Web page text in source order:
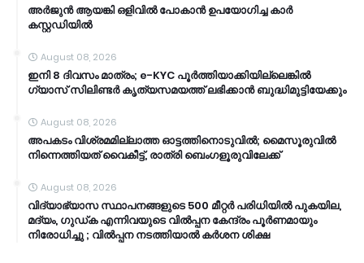
അർജുൻ ആയങ്കി ഒളിവിൽ പോകാൻ ഉപയോഗിച്ച കാർ
കസ്റ്റഡിയിൽ
August 08, 2026
ഇനി 8 ദിവസം മാത്രം; e-KYC പൂര്‍ത്തിയാക്കിയില്ലെങ്കില്‍
ഗ്യാസ് സിലിണ്ടര്‍ കൃത്യസമയത്ത് ലഭിക്കാന്‍ ബുദ്ധിമുട്ടിയേക്കും
August 08, 2026
അപകടം വിശ്രമമില്ലാത്ത ഓട്ടത്തിനൊടുവിൽ; മൈസൂരുവിൽ
നിന്നെത്തിയത് വൈകീട്ട്, രാത്രി ബെംഗളൂരുവിലേക്ക്
August 08, 2026
വിദ്യാഭ്യാസ സ്ഥാപനങ്ങളുടെ 500 മീറ്റർ പരിധിയിൽ പുകയില,
മദ്യം, ഗുഡ്ക എന്നിവയുടെ വിൽപ്പന കേന്ദ്രം പൂർണമായും
നിരോധിച്ചു ; വിൽപ്പന നടത്തിയാൽ കർശന ശിക്ഷ